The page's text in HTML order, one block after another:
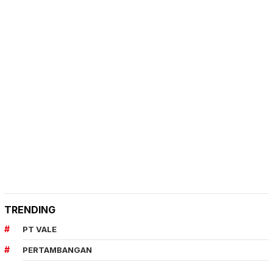
TRENDING
PT VALE
PERTAMBANGAN